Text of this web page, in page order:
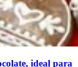
ideal para